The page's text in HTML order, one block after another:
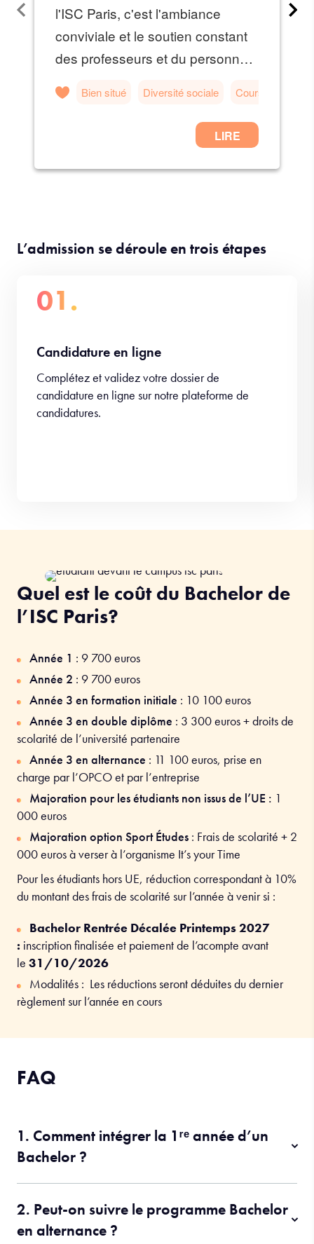
L’admission se déroule en trois étapes
01.
Candidature en ligne
Complétez et validez votre dossier de
candidature en ligne sur notre plateforme de
candidatures.
Quel est le coût du Bachelor de
l’ISC Paris?
Année 1 : 9 700euros
Année 2 : 9 700euros
Année 3 en formation initiale : 10 100euros
Année 3 en double diplôme : 3 300 euros + droits de
scolarité de l’université partenaire
Année 3 en alternance : 11 100euros, prise en
charge par l’OPCO et par l’entreprise
Majoration pour les étudiants non issus de l’UE : 1
000 euros
Majoration option Sport Études : Frais de scolarité + 2
000 euros à verser à l’organisme It’s your Time
Pour les étudiants hors UE, réduction correspondant à 10%
du montant des frais de scolarité sur l’année à venir si :
Bachelor Rentrée Décalée Printemps 2027
: inscription finalisée et paiement de l’acompte avant
le 31/10/2026
Modalités : Les réductions seront déduites du dernier
règlement sur l’année en cours
FAQ
1. Comment intégrer la 1ʳᵉ année d’un
Bachelor ?
2. Peut-on suivre le programme Bachelor
en alternance ?